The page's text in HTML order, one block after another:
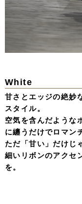
White
甘さとエッジの絶妙
スタイル。
空気を含んだような
に纏うだけでロマン
ただ「甘い」だけじ
細いリボンのアクセ
を。